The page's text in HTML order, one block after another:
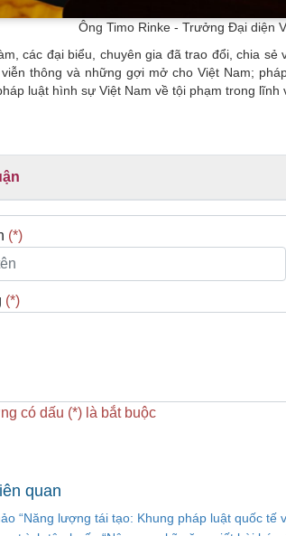
Ông Timo Rinke - Trưởng Đại diện
các đại biểu, chuyên gia đã trao đổi, chia
thông và những gợi mở cho Việt Nam;
luật hình sự Việt Nam về tội phạm trong
(*)
(*)
có dấu (*) là bắt buộc
quan
“Năng lượng tái tạo: Khung pháp luật quốc tế